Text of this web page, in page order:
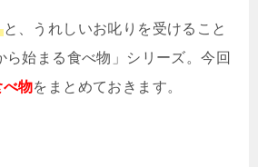
と、うれしいお叱りを受けること
ら始まる食べ物」シリーズ。今回
べ物をまとめておきます。